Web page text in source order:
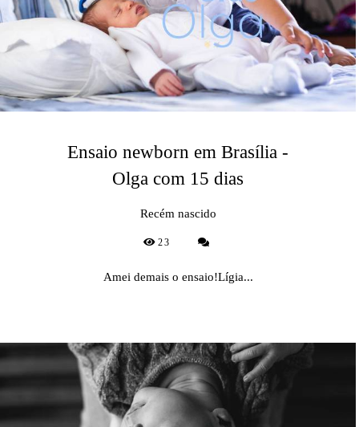
Ensaio newborn em Brasília -
Olga com 15 dias
Recém nascido
23
Amei demais o ensaio!Lígia...